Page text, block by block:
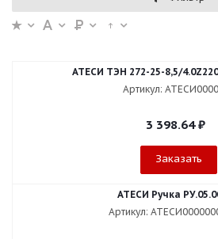
АТЕСИ ТЭН 272-25-8,5/4.0Z220
Артикул:
3 398.64₽
Заказать
АТЕСИ Ручка
Артикул: